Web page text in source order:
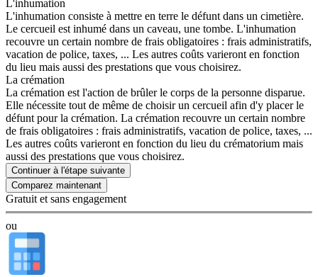
L'inhumation
L'inhumation consiste à mettre en terre le défunt dans un cimetière.
Le cercueil est inhumé dans un caveau, une tombe. L'inhumation
recouvre un certain nombre de frais obligatoires : frais administratifs,
vacation de police, taxes, ... Les autres coûts varieront en fonction
du lieu mais aussi des prestations que vous choisirez.
La crémation
La crémation est l'action de brûler le corps de la personne disparue.
Elle nécessite tout de même de choisir un cercueil afin d'y placer le
défunt pour la crémation. La crémation recouvre un certain nombre
de frais obligatoires : frais administratifs, vacation de police, taxes, ...
Les autres coûts varieront en fonction du lieu du crématorium mais
aussi des prestations que vous choisirez.
Continuer à l'étape suivante
Gratuit et sans engagement
ou